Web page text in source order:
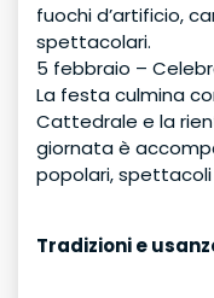
fuochi d’artificio,
spettacolari.
5 febbraio –
La festa culmina
Cattedrale e la
giornata è
popolari,
Tradizioni e